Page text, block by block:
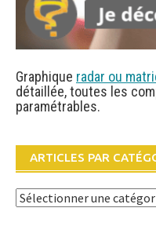
Graphique radar ou
détaillée, toutes les
paramétrables.
ARTICLES PAR
Articles